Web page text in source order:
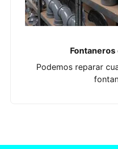
Podemos reparar